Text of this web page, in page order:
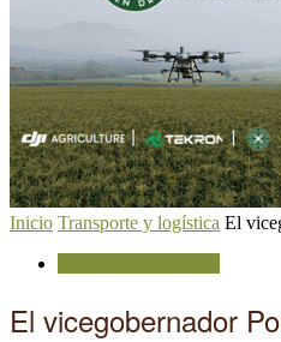
Inicio Transporte y logística El
El vicegobernador